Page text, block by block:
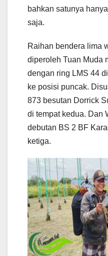
bahkan satunya
saja.
Raihan bendera lima
diperoleh Tuan Muda
dengan ring LMS 44
ke posisi puncak.
873 besutan Dorrick
di tempat kedua. Dan
debutan BS 2 BF
ketiga.